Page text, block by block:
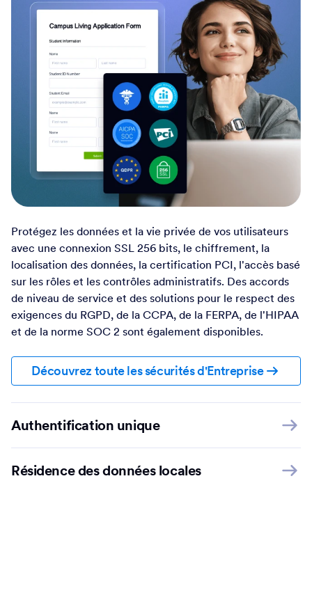
Sécurité de niveau
entreprise, où que vous
soyez
Sécurité de pointe
localisation des données, la certification PCI, l'accès basé
sur les rôles et les contrôles administratifs. Des accords
de niveau de service et des solutions pour le respect des
exigences du RGPD, de la CCPA, de la FERPA, de l'HIPAA